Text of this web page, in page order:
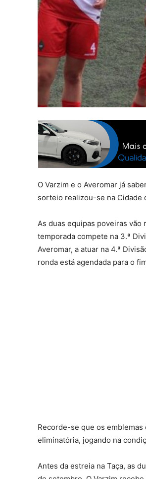
O Varzim e o Averomar já
sorteio realizou-se na Cidade
As duas equipas poveiras vão
temporada compete na 3.ª
Averomar, a atuar na 4.ª
ronda está agendada para o
Recorde-se que os emblemas
eliminatória, jogando na
Antes da estreia na Taça, as